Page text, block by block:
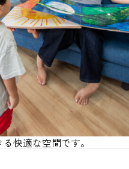
快適な空間です。